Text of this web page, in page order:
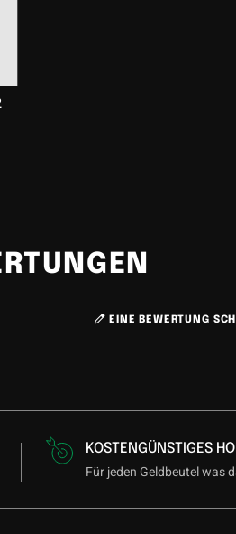
EINE BEWERTUNG
KOSTENGÜNSTIGES
Für jeden Geldbeutel was